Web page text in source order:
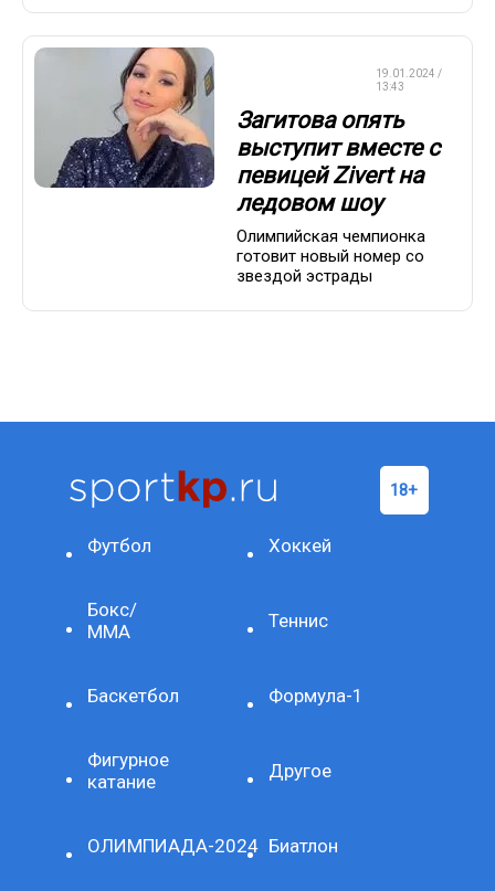
19.01.2024 /
13:43
Загитова опять
выступит вместе с
певицей Zivert на
ледовом шоу
Олимпийская чемпионка
готовит новый номер со
звездой эстрады
Футбол Хоккей
Бокс/
ММА
Теннис
Баскетбол Формула-1
Фигурное
катание
Другое
ОЛИМПИАДА-2024 Биатлон